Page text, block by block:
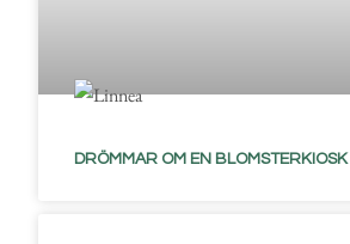
DRÖMMAR OM EN BLOMSTERKIOSK